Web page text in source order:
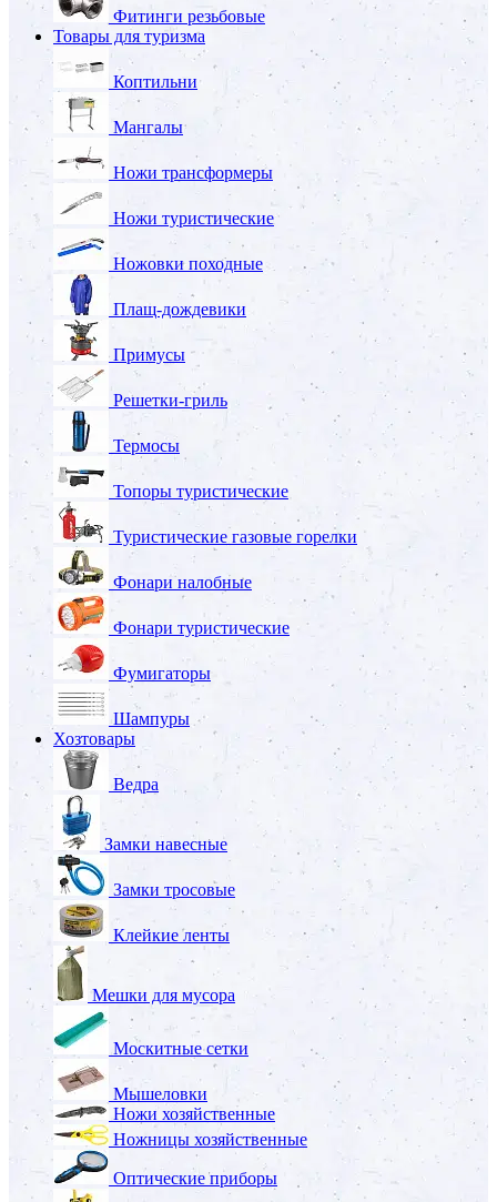
Фитинги резьбовые
Товары для туризма
Коптильни
Мангалы
Ножи трансформеры
Ножи туристические
Ножовки походные
Плащ-дождевики
Примусы
Решетки-гриль
Термосы
Топоры туристические
Туристические газовые горелки
Фонари налобные
Фонари туристические
Фумигаторы
Шампуры
Хозтовары
Ведра
Замки навесные
Замки тросовые
Клейкие ленты
Мешки для мусора
Москитные сетки
Мышеловки
Ножи хозяйственные
Ножницы хозяйственные
Оптические приборы